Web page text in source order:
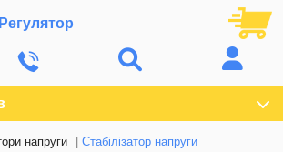
напруги
Стабілізатор напруги